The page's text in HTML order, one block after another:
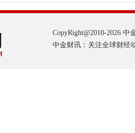
CopyRight@2010-2026 中
中金财讯：关注全球财经